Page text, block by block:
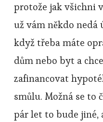
protože jak všichni
už vám někdo
když třeba máte
dům nebo byt a
zafinancovat
smůlu. Možná se to
pár let to bude jiné,